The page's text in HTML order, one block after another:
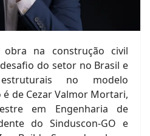
na construção civil
do setor no Brasil e
no modelo
de Cezar Valmor Mortari,
em Engenharia de
do Sinduscon-GO e